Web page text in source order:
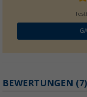
BEWERTUNGEN (7)